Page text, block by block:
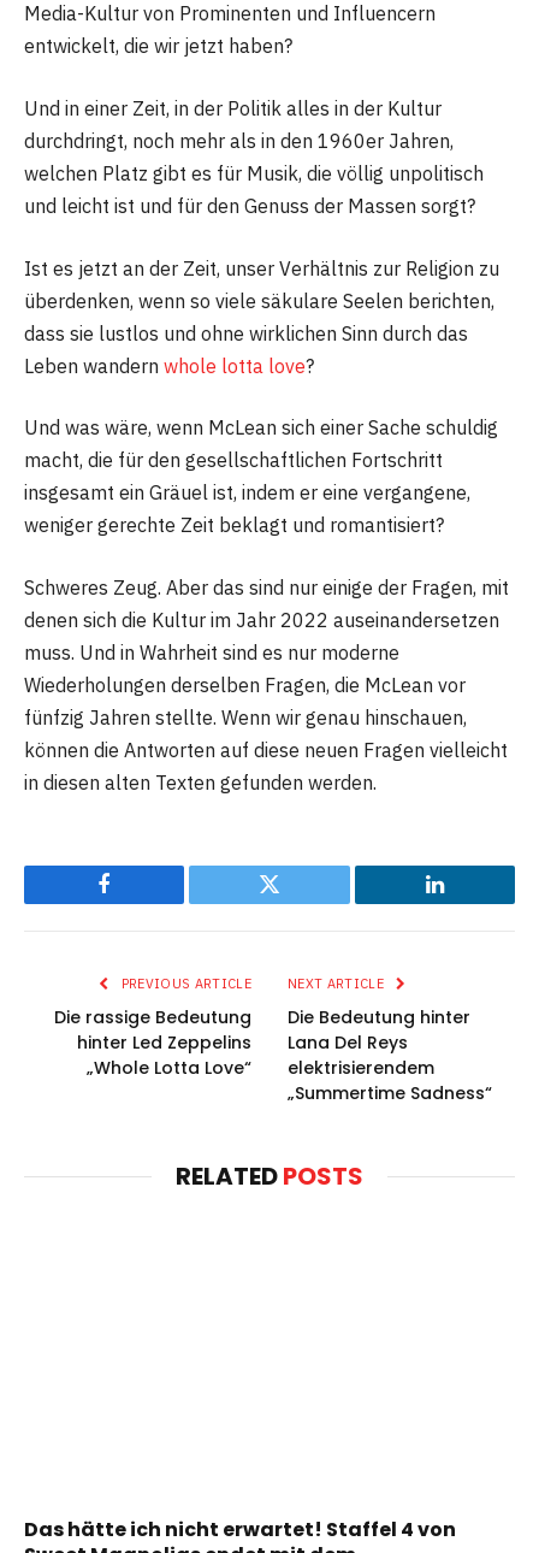
Media-Kultur von Prominenten und Influencern
entwickelt, die wir jetzt haben?
Und in einer Zeit, in der Politik alles in der Kultur
durchdringt, noch mehr als in den 1960er Jahren,
welchen Platz gibt es für Musik, die völlig unpolitisch
und leicht ist und für den Genuss der Massen sorgt?
Ist es jetzt an der Zeit, unser Verhältnis zur Religion zu
überdenken, wenn so viele säkulare Seelen berichten,
dass sie lustlos und ohne wirklichen Sinn durch das
Leben wandern whole lotta love?
Und was wäre, wenn McLean sich einer Sache schuldig
macht, die für den gesellschaftlichen Fortschritt
insgesamt ein Gräuel ist, indem er eine vergangene,
weniger gerechte Zeit beklagt und romantisiert?
Schweres Zeug. Aber das sind nur einige der Fragen, mit
denen sich die Kultur im Jahr 2022 auseinandersetzen
muss. Und in Wahrheit sind es nur moderne
Wiederholungen derselben Fragen, die McLean vor
fünfzig Jahren stellte. Wenn wir genau hinschauen,
können die Antworten auf diese neuen Fragen vielleicht
in diesen alten Texten gefunden werden.
Facebook Twitter LinkedIn
PREVIOUS ARTICLE
Die rassige Bedeutung
hinter Led Zeppelins
„Whole Lotta Love“
NEXT ARTICLE
Die Bedeutung hinter
Lana Del Reys
elektrisierendem
„Summertime Sadness“
RELATEDPOSTS
Das hätte ich nicht erwartet! Staffel 4 von